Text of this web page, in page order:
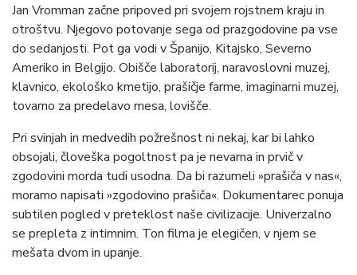
Jan Vromman začne pripoved pri svojem rojstnem kraju in
otroštvu. Njegovo potovanje sega od prazgodovine pa vse
do sedanjosti. Pot ga vodi v Španijo, Kitajsko, Severno
Ameriko in Belgijo. Obišče laboratorij, naravoslovni muzej,
klavnico, ekološko kmetijo, prašičje farme, imaginarni muzej,
tovarno za predelavo mesa, lovišče.
Pri svinjah in medvedih požrešnost ni nekaj, kar bi lahko
obsojali, človeška pogoltnost pa je nevarna in prvič v
zgodovini morda tudi usodna. Da bi razumeli »prašiča v nas«,
moramo napisati »zgodovino prašiča«. Dokumentarec ponuja
subtilen pogled v preteklost naše civilizacije. Univerzalno
se prepleta z intimnim. Ton filma je elegičen, v njem se
mešata dvom in upanje.